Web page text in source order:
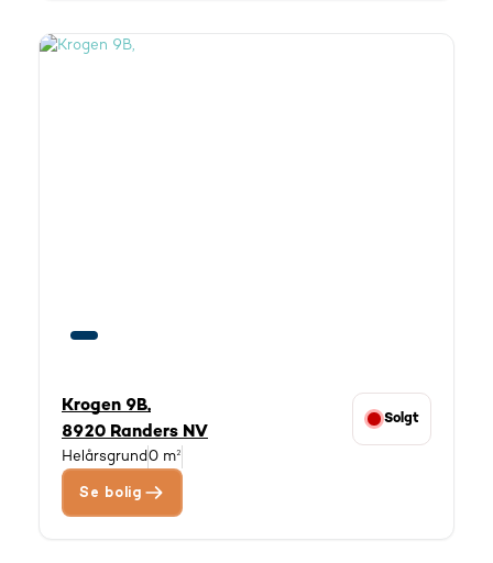
Krogen 9B,
8920 Randers NV
Solgt
Helårsgrund0 m²
Se bolig